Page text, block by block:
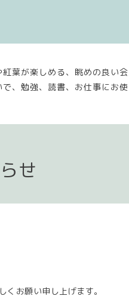
葉が楽しめる、眺めの良い会
、勉強、読書、お仕事にお使
せ
お願い申し上げます。